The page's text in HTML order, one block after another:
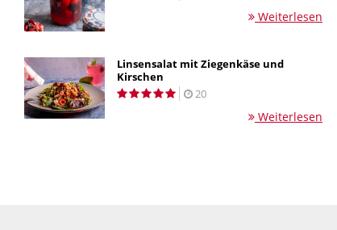
Weiterlesen
Linsensalat mit Ziegenkäse und
Kirschen
20
Weiterlesen